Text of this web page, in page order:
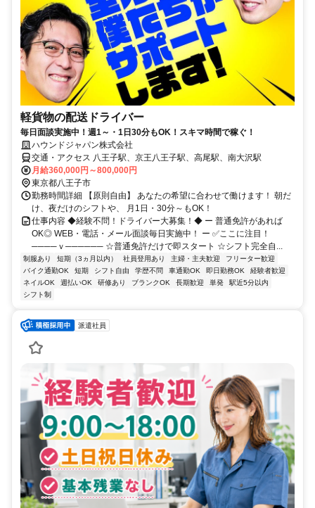
軽貨物の配送ドライバー
毎日面談実施中！週1～・1日30分もOK！スキマ時間で稼ぐ！
ハウンドジャパン株式会社
交通・アクセス 八王子駅、京王八王子駅、高尾駅、南大沢駅
月給360,000円～800,000円
東京都八王子市
勤務時間詳細 【原則自由】 あなたの希望に合わせて働けます！ 朝だ
け、夜だけのシフトや、 月1日・30分～もOK！
仕事内容 ◆経験不問！ドライバー大募集！◆ ー 普通免許があれば
OK◎ WEB・電話・メール面談毎日実施中！ ー ✅ここに注目！
────ｖ────── ☆普通免許だけで即スタート ☆シフト完全自...
制服あり 短期（3ヵ月以内） 社員登用あり 主婦・主夫歓迎
フリーター歓迎
バイク通勤OK
短期 シフト自由 学歴不問 車通勤OK 即日勤務OK
経験者歓迎
ネイルOK
週払いOK 研修あり ブランクOK 長期歓迎 単発
駅近5分以内
シフト制
派遣社員